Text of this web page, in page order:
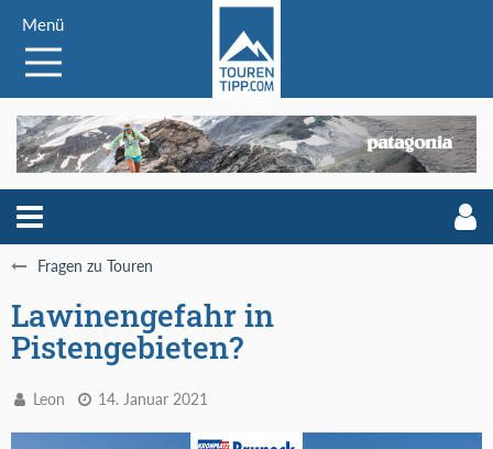
Menü
Fragen zu Touren
Lawinengefahr in
Pistengebieten?
Leon 14. Januar 2021